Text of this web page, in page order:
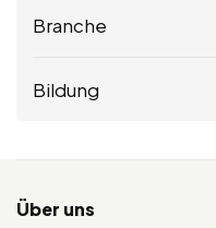
Branche
Bildung
Über uns